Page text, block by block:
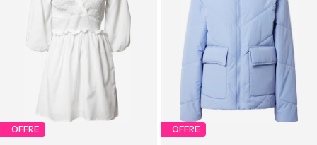
OFFRE OFFRE